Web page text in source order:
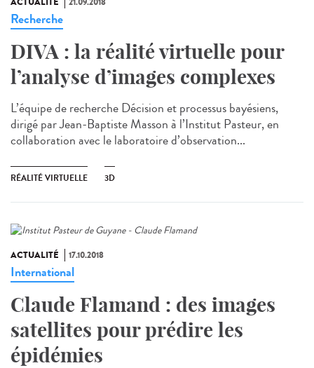
Recherche
DIVA : la réalité virtuelle pour
l’analyse d’images complexes
L’équipe de recherche Décision et processus bayésiens,
dirigé par Jean-Baptiste Masson à l’Institut Pasteur, en
collaboration avec le laboratoire d’observation...
RÉALITÉ VIRTUELLE 3D
ACTUALITÉ 17.10.2018
International
Claude Flamand : des images
satellites pour prédire les
épidémies